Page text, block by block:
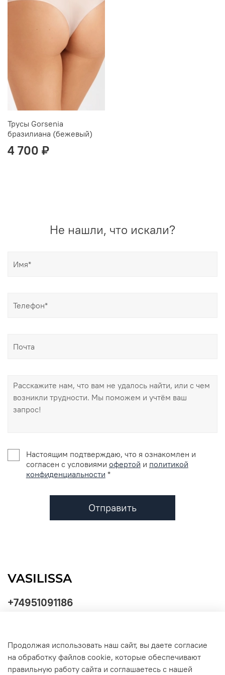
Трусы Gorsenia
бразилиана (бежевый)
4 700 ₽
Не нашли, что искали?
Настоящим подтверждаю, что я ознакомлен и
согласен с условиями офертой и политикой
конфиденциальности *
Отправить
+74951091186
Продолжая использовать наш сайт, вы даете согласие
на обработку файлов cookie, которые обеспечивают
правильную работу сайта и соглашаетесь с нашей
обработки